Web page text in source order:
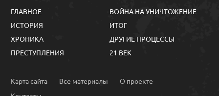
ГЛАВНОЕ
ИСТОРИЯ
ХРОНИКА
ПРЕСТУПЛЕНИЯ
ВОЙНА НА УНИЧТОЖЕНИЕ
ИТОГ
ДРУГИЕ ПРОЦЕССЫ
21 ВЕК
Карта сайта Все материалы
О проекте